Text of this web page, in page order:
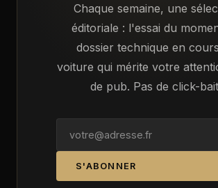
Chaque semaine, une
éditoriale : l'essai du
dossier technique en
voiture qui mérite votre
de pub. Pas de click-
S'ABONNER